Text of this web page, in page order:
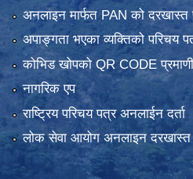
अनलाइन मार्फत PAN को दरखास्त
अपाङ्गता भएका व्यक्तिको परिचय
कोभिड खोपको QR CODE
नागरिक एप
राष्ट्रिय परिचय पत्र अनलाईन दर्ता
लोक सेवा आयोग अनलाइन दरखास्त